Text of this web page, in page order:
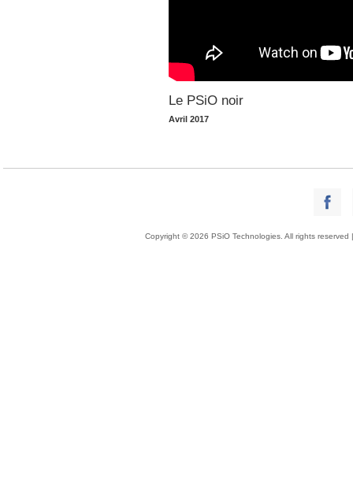
Le PSiO noir
Avril 2017
Copyright © 2026 PSiO Technologies. All rights reserved